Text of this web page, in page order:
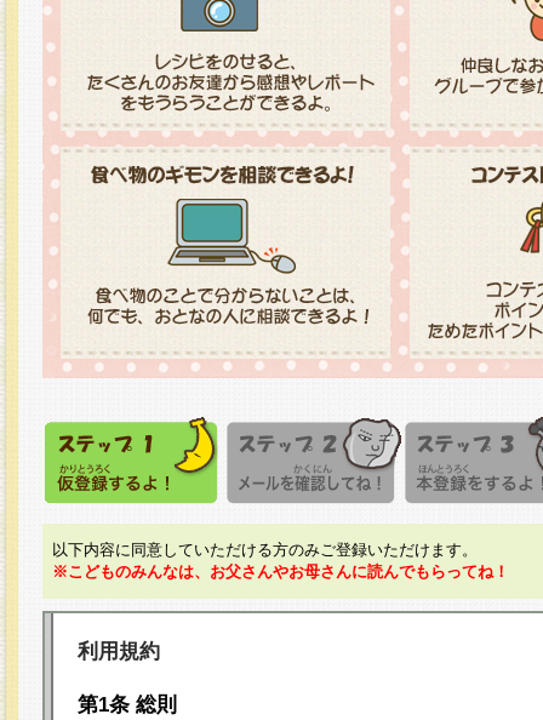
以下内容に同意していただける方のみご登録いただけます。
※こどものみんなは、お父さんやお母さんに読んでもらってね！
利用規約
第1条 総則